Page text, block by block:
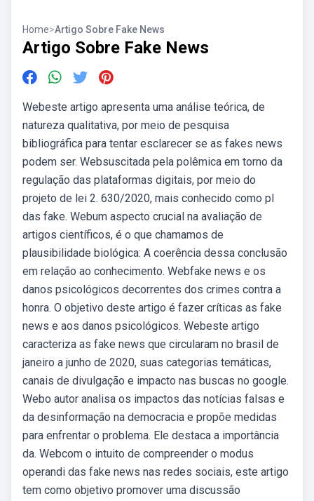
Home>Artigo Sobre Fake News
Artigo Sobre Fake News
Webeste artigo apresenta uma análise teórica, de
natureza qualitativa, por meio de pesquisa
bibliográfica para tentar esclarecer se as fakes news
podem ser. Websuscitada pela polêmica em torno da
regulação das plataformas digitais, por meio do
projeto de lei 2. 630/2020, mais conhecido como pl
das fake. Webum aspecto crucial na avaliação de
artigos científicos, é o que chamamos de
plausibilidade biológica: A coerência dessa conclusão
em relação ao conhecimento. Webfake news e os
danos psicológicos decorrentes dos crimes contra a
honra. O objetivo deste artigo é fazer críticas as fake
news e aos danos psicológicos. Webeste artigo
caracteriza as fake news que circularam no brasil de
janeiro a junho de 2020, suas categorias temáticas,
canais de divulgação e impacto nas buscas no google.
Webo autor analisa os impactos das notícias falsas e
da desinformação na democracia e propõe medidas
para enfrentar o problema. Ele destaca a importância
da. Webcom o intuito de compreender o modus
operandi das fake news nas redes sociais, este artigo
tem como objetivo promover uma discussão